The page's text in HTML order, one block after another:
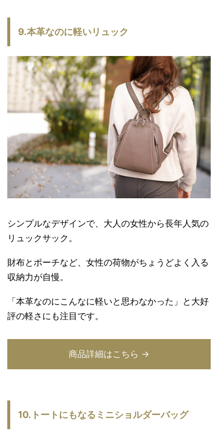
9.本革なのに軽いリュック
シンプルなデザインで、大人の女性から長年人気の
リュックサック。
財布とポーチなど、女性の荷物がちょうどよく入る
収納力が自慢。
「本革なのにこんなに軽いと思わなかった」と大好
評の軽さにも注目です。
商品詳細はこちら →
10.トートにもなるミニショルダーバッグ